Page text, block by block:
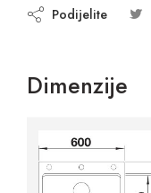
Podijelite
Dimenzije